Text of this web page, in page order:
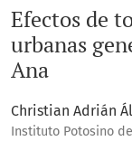
Efectos de
urbanas
Ana
Christian Adrián
Instituto Potosino